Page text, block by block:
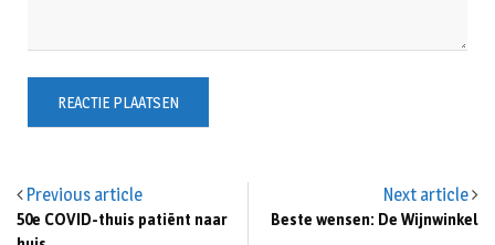
Previous article
50e COVID-thuis patiënt naar
Next article
Beste wensen: De Wijnwinkel